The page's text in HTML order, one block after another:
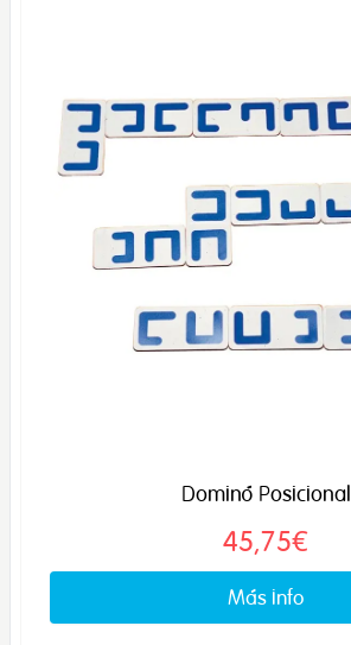
Dominó Posicional
45,75€
Más info